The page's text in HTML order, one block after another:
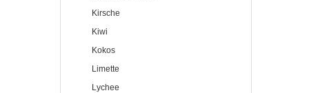
Kirsche
Kiwi
Kokos
Limette
Lychee